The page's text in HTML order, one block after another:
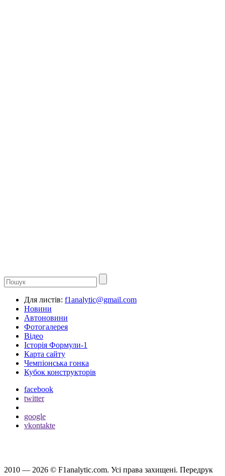
Для листів: f1analytic@gmail.com
Новини
Автоновини
Фотогалерея
Відео
Історія Формули-1
Карта сайту
Чемпіонська гонка
Кубок конструкторів
facebook
twitter
google
vkontakte
2010 — 2026 © F1analytic.com. Усi права захищенi. Передрук